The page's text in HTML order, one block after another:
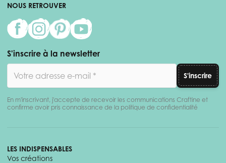
NOUS RETROUVER
S'inscrire à la newsletter
S'inscrire
En m'inscrivant, j'accepte de recevoir les communications Craftine et
confirme avoir pris connaissance de la politique de confidentialité
LES INDISPENSABLES
Vos créations